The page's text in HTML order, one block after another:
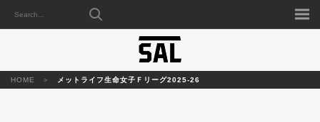
HOME メットライフ生命女子Ｆリーグ2025-26